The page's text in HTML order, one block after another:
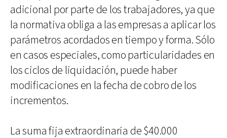
adicional por parte de los trabajadores, ya que
la normativa obliga a las empresas a aplicar los
parámetros acordados en tiempo y forma. Sólo
en casos especiales, como particularidades en
los ciclos de liquidación, puede haber
modificaciones en la fecha de cobro de los
incrementos.
La suma fija extraordinaria de $40.000